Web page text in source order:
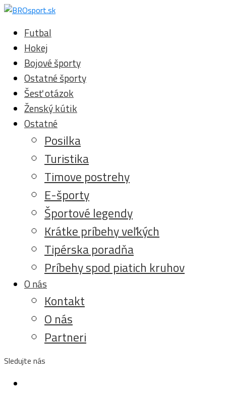
Futbal
Hokej
Bojové športy
Ostatné športy
Šesť otázok
Ženský kútik
Ostatné
Posilka
Turistika
Timove postrehy
E-športy
Športové legendy
Krátke príbehy veľkých
Tipérska poradňa
Príbehy spod piatich kruhov
O nás
Kontakt
O nás
Partneri
Sledujte nás